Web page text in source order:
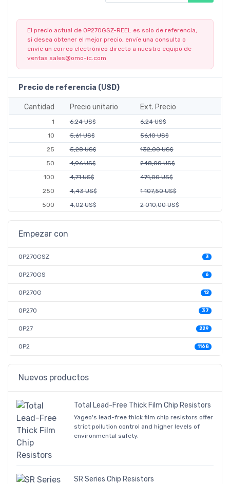
El precio actual de OP270GSZ-REEL es solo de referencia,
si desea obtener el mejor precio, envíe una consulta o
envíe un correo electrónico directo a nuestro equipo de
ventas sales@omo-ic.com
Precio de referencia (USD)
Cantidad Precio unitario Ext. Precio
1 6,24 US$
6,24 US$
10
5,61 US$
56,10 US$
25
5,28 US$
132,00 US$
50
4,96 US$
248,00 US$
100
4,71 US$
471,00 US$
250
4,43 US$
1 107,50 US$
500
4,02 US$ 2 010,00 US$
Empezar con
OP270GSZ 3
OP270GS 6
OP270G 12
OP270 37
OP27 229
OP2 1168
Nuevos productos
Total Lead-Free Thick Film Chip Resistors
Yageo's lead-free thick film chip resistors offer
strict pollution control and higher levels of
environmental safety.
SR Series Chip Resistors